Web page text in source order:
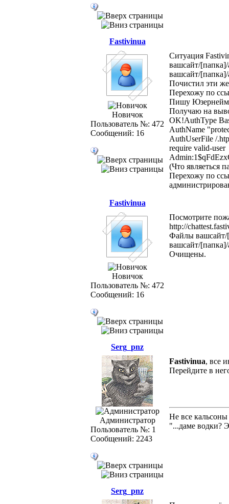
Fastivinua
Новичок
Пользователь №: 472
Сообщений: 16
Ситуация
вашсайт/[папка]/
вашсайт/
Почистил эти
Перехожу по
Пишу Юзернейм
Получаю на
OK!AuthType
AuthName
AuthUserFile /
require valid-user
(Что являеться
Перехожу по
Fastivinua
Новичок
Пользователь №: 472
Сообщений: 16
Посмотрите
http://
Файлы вашсайт/
вашсайт/
Очищены.
Serg_pnz
Администратор
Пользователь №: 1
Сообщений: 2243
Fastivinua, все
Перейдите в
Не все
"...даме водки?
Serg_pnz